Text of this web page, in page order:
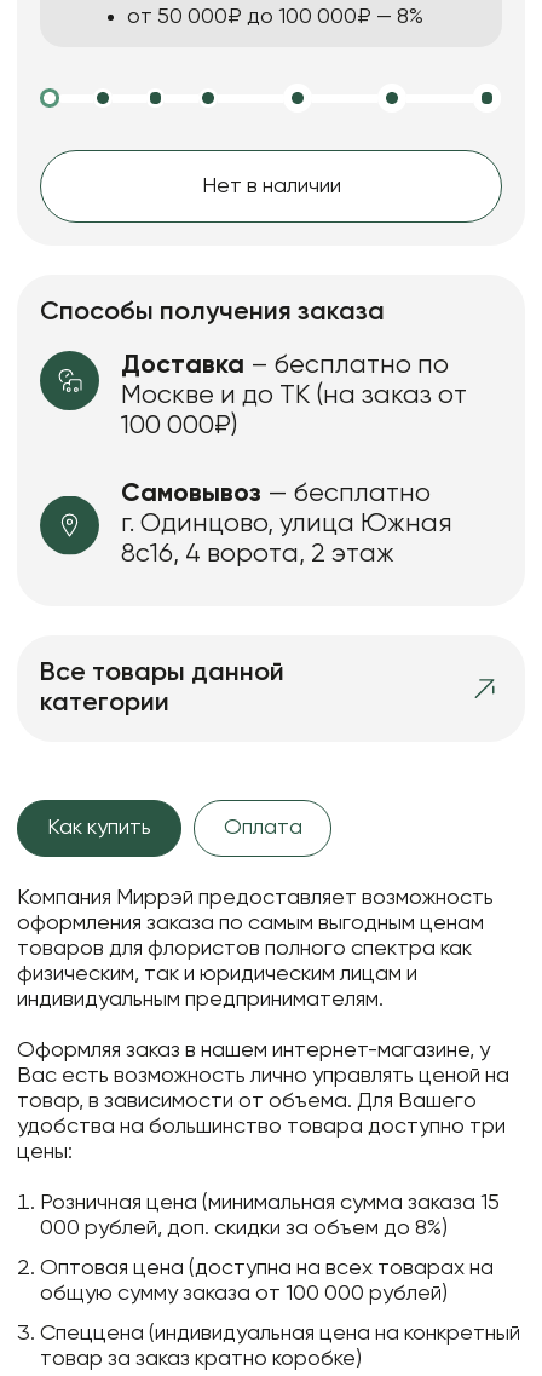
от 50 000₽ до 100 000₽ — 8%
Нет в наличии
Способы получения заказа
Доставка – бесплатно по
Москве и до ТК (на заказ от
100 000₽)
Самовывоз — бесплатно
г. Одинцово, улица Южная
8с16, 4 ворота, 2 этаж
Все товары данной
категории
Как купить Оплата
Компания Миррэй предоставляет возможность
оформления заказа по самым выгодным ценам
товаров для флористов полного спектра как
физическим, так и юридическим лицам и
индивидуальным предпринимателям.
Оформляя заказ в нашем интернет-магазине, у
Вас есть возможность лично управлять ценой на
товар, в зависимости от объема. Для Вашего
удобства на большинство товара доступно три
цены:
Розничная цена (минимальная сумма заказа 15
000 рублей, доп. скидки за объем до 8%)
Оптовая цена (доступна на всех товарах на
общую сумму заказа от 100 000 рублей)
Спеццена (индивидуальная цена на конкретный
товар за заказ кратно коробке)